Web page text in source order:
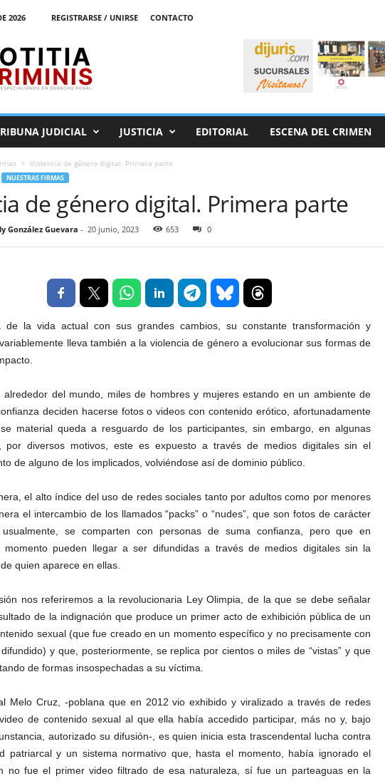
2026 REGISTRARSE / UNIRSE
CONTACTO
JUDICIAL JUSTICIA EDITORIAL ESCENA DEL CRIMEN
Violencia de género digital. Primera parte
NUESTRAS FIRMAS
de género digital. Primera parte
González Guevara - 20 junio, 2023 653 0
de la vida actual con sus grandes cambios, su constante transformación y
lleva también a la violencia de género a evolucionar sus formas de
alrededor del mundo, miles de hombres y mujeres estando en un ambiente de
deciden hacerse fotos o videos con contenido erótico, afortunadamente
material queda a resguardo de los participantes, sin embargo, en algunas
por diversos motivos, este es expuesto a través de medios digitales sin el
de alguno de los implicados, volviéndose así de dominio público.
el alto índice del uso de redes sociales tanto por adultos como por menores
el intercambio de los llamados “packs” o “nudes”, que son fotos de carácter
se comparten con personas de suma confianza, pero que en
momento pueden llegar a ser difundidas a través de medios digitales sin la
quien aparece en ellas.
nos referiremos a la revolucionaria Ley Olimpia, de la que se debe señalar
de la indignación que produce un primer acto de exhibición pública de un
sexual (que fue creado en un momento específico y no precisamente con
y que, posteriormente, se replica por cientos o miles de “vistas” y que
de formas insospechadas a su víctima.
Melo Cruz, -poblana que en 2012 vio exhibido y viralizado a través de redes
de contenido sexual al que ella había accedido participar, más no y, bajo
autorizado su difusión-, es quien inicia esta trascendental lucha contra
patriarcal y un sistema normativo que, hasta el momento, había ignorado el
no fue el primer video filtrado de esa naturaleza, sí fue un parteaguas en la